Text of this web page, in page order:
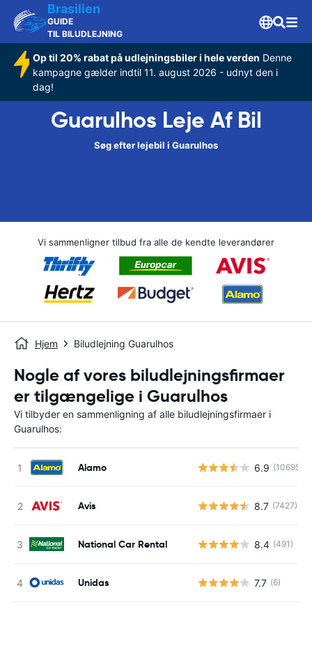
Brasilien
GUIDE
TIL BILUDLEJNING
Op til 20% rabat på udlejningsbiler i hele verden Denne
kampagne gælder indtil 11. august 2026 - udnyt den i
dag!
Guarulhos Leje Af Bil
Søg efter lejebil i Guarulhos
Vi sammenligner tilbud fra alle de kendte leverandører
Hjem Biludlejning Guarulhos
Nogle af vores biludlejningsfirmaer
er tilgængelige i Guarulhos
Vi tilbyder en sammenligning af alle biludlejningsfirmaer i
Guarulhos:
Alamo 6.9 (10695)
Avis 8.7 (7427)
National Car Rental 8.4 (491)
Unidas 7.7 (6)